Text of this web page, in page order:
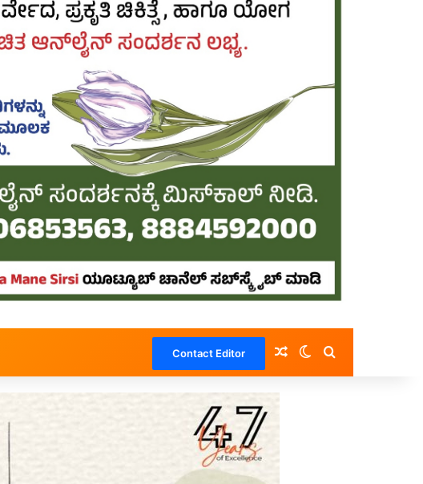
Contact Editor Random Article
Switch skin
Search for